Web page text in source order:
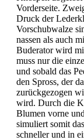
Vorderseite.
Druck der
Vorschubwalze
nassen als auch
Buderator wird
muss nur die
und sobald das
den Spross, der
zurückgezogen
wird. Durch die
Blumen vorne
simuliert somit
schneller und in